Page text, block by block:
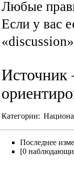
Любые
Если у вас
«discussion»
Категории:
Последнее
[0